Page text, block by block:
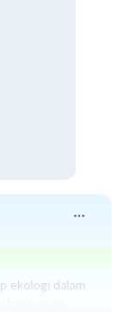
ekologi dalam